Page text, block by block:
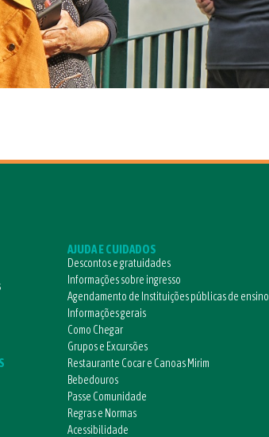
AJUDA E CUIDADOS
Descontos e gratuidades
Informações sobre ingresso
Agendamento de Instituições públicas de ensino
Informações gerais
Como Chegar
Grupos e Excursões
Restaurante Cocar e Canoas Mirim
Bebedouros
Passe Comunidade
Regras e Normas
Acessibilidade